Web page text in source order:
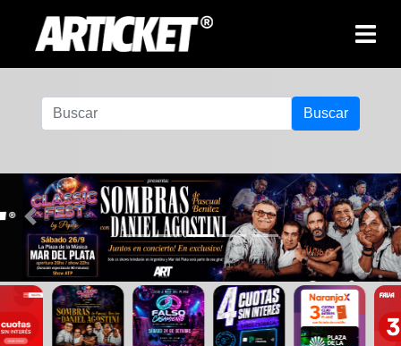
Buscar
Previous Next